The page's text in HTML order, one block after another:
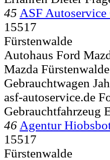
45 ASF
15517
Fürstenwalde
Autohaus Ford
Mazda
Gebrauchtwagen
asf-autoservice.de
Gebrauchtfahrzeug
46 Agentur
15517
Fürstenwalde